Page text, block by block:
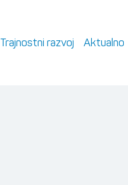
Trajnostni razvoj Aktualno